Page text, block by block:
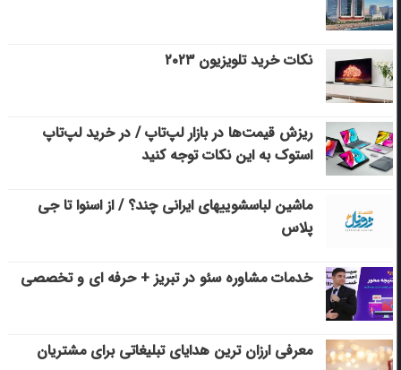
نکات خرید تلویزیون ۲۰۲۳
ریزش قیمت‌ها در بازار لپ‌تاپ / در خرید لپ‌تاپ
استوک به این نکات توجه کنید
ماشین لباسشویی‎های ایرانی چند؟ / از اسنوا تا جی
پلاس
خدمات مشاوره سئو در تبریز + حرفه ای و تخصصی
معرفی ارزان ترین هدایای تبلیغاتی برای مشتریان